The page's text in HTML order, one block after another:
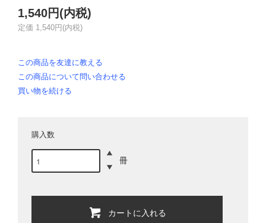
1,540円(内税)
定価 1,540円(内税)
この商品を友達に教える
この商品について問い合わせる
買い物を続ける
購入数
冊
カートに入れる